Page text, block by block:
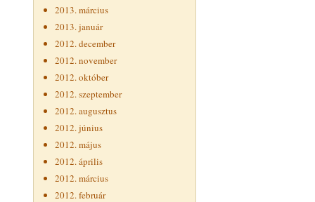
2013. március
2013. január
2012. december
2012. november
2012. október
2012. szeptember
2012. augusztus
2012. június
2012. május
2012. április
2012. március
2012. február